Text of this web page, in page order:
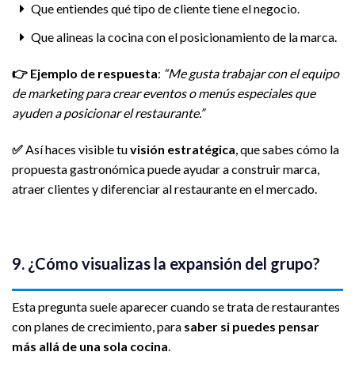
Que entiendes qué tipo de cliente tiene el negocio.
Que alineas la cocina con el posicionamiento de la marca.
👉 Ejemplo de respuesta: “Me gusta trabajar con el equipo
de marketing para crear eventos o menús especiales que
ayuden a posicionar el restaurante.”
✅Así haces visible tuvisión estratégica, que sabes cómo la
propuesta gastronómica puede ayudar a construir marca,
atraer clientes y diferenciar al restaurante en el mercado.
9. ¿Cómo visualizas la expansión del grupo?
Esta pregunta suele aparecer cuando se trata de restaurantes
con planes de crecimiento, para saber si puedes pensar
más allá de una sola cocina.